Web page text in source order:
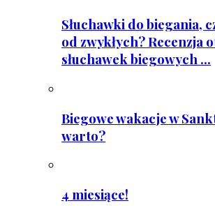
Słuchawki do biegania,
od zwykłych? Recenzja
słuchawek biegowych ...
Biegowe wakacje w
warto?
4 miesiące!